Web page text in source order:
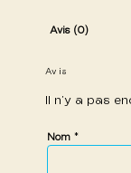
Avis (0)
Avis
Il n’y a pas
Nom *